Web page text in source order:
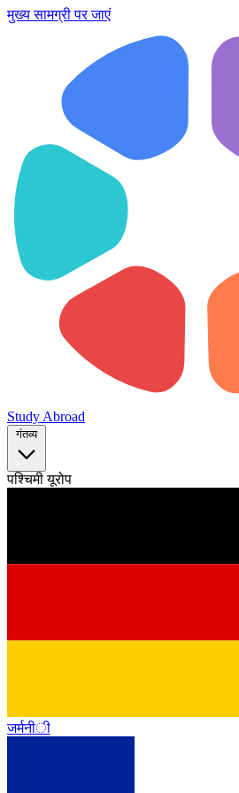
मुख्य सामग्री पर जाएं
Study Abroad
गंतव्य
पश्चिमी यूरोप
जर्मनी